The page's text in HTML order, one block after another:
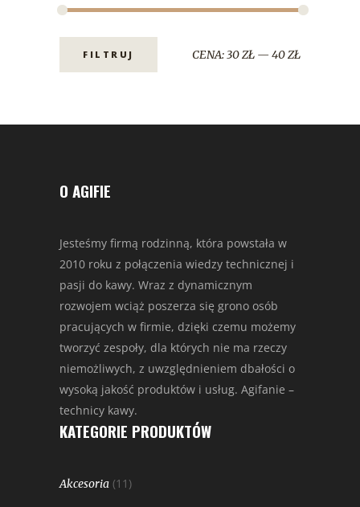
FILTRUJ CENA:30 ZŁ — 40 ZŁ
O AGIFIE
Jesteśmy firmą rodzinną, która powstała w
2010 roku z połączenia wiedzy technicznej i
pasji do kawy. Wraz z dynamicznym
rozwojem wciąż poszerza się grono osób
pracujących w firmie, dzięki czemu możemy
tworzyć zespoły, dla których nie ma rzeczy
niemożliwych, z uwzględnieniem dbałości o
wysoką jakość produktów i usług. Agifanie –
technicy kawy.
KATEGORIE PRODUKTÓW
Akcesoria (11)